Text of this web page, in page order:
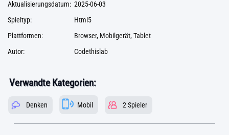
Aktualisierungsdatum: 2025-06-03
Spieltyp:
Html5
Plattformen:
Browser, Mobilgerät, Tablet
Autor:
Codethislab
Verwandte Kategorien:
Denken Mobil 2 Spieler